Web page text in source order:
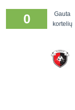
0
Gauta
kortelių